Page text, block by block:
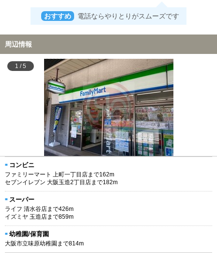
おすすめ 電話ならやりとりがスムーズです
周辺情報
1 /5
コンビニ
ファミリーマート 上町一丁目店まで162m
セブンイレブン 大阪玉造2丁目店まで182m
スーパー
ライフ 清水谷店まで426m
イズミヤ 玉造店まで859m
幼稚園/保育園
大阪市立味原幼稚園まで814m